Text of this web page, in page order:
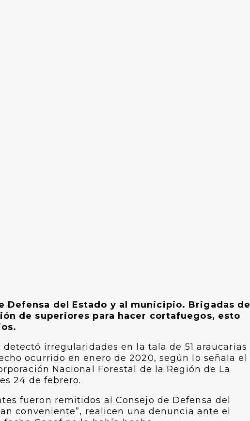
del Estado y al municipio. Brigadas de
de superiores para hacer cortafuegos, esto
irregularidades en la tala de 51 araucarias
ocurrido en enero de 2020, según lo señala el
Nacional Forestal de la Región de La
24 de febrero.
fueron remitidos al Consejo de Defensa del
conveniente”, realicen una denuncia ante el